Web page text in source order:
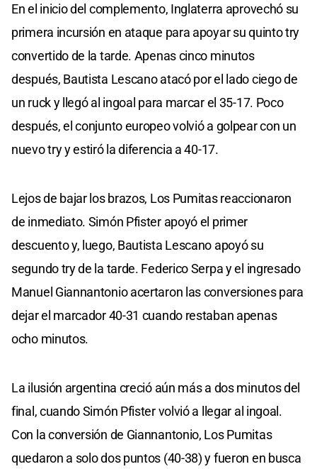
En el inicio del complemento, Inglaterra aprovechó su
primera incursión en ataque para apoyar su quinto try
convertido de la tarde. Apenas cinco minutos
después, Bautista Lescano atacó por el lado ciego de
un ruck y llegó al ingoal para marcar el 35-17. Poco
después, el conjunto europeo volvió a golpear con un
nuevo try y estiró la diferencia a 40-17.
Lejos de bajar los brazos, Los Pumitas reaccionaron
de inmediato. Simón Pfister apoyó el primer
descuento y, luego, Bautista Lescano apoyó su
segundo try de la tarde. Federico Serpa y el ingresado
Manuel Giannantonio acertaron las conversiones para
dejar el marcador 40-31 cuando restaban apenas
ocho minutos.
La ilusión argentina creció aún más a dos minutos del
final, cuando Simón Pfister volvió a llegar al ingoal.
Con la conversión de Giannantonio, Los Pumitas
quedaron a solo dos puntos (40-38) y fueron en busca